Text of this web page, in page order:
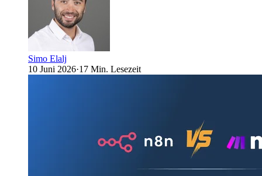
Simo Elalj
10 Juni 2026·17 Min. Lesezeit